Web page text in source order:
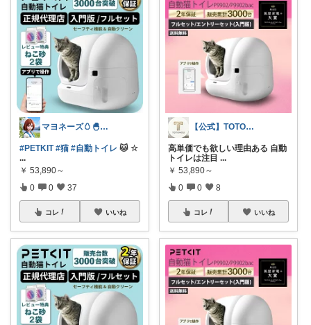
マヨネーズ🥚‪🐣✨️お礼はプロフで♪
#PETKIT #猫 #自動トイレ 🐱 ☆
...
￥ 53,890～
0 0 37
コレ いいね
【公式】TOTONOU
高単価でも欲しい理由ある 自動
トイレは注目 ...
￥ 53,890～
0 0 8
コレ いいね